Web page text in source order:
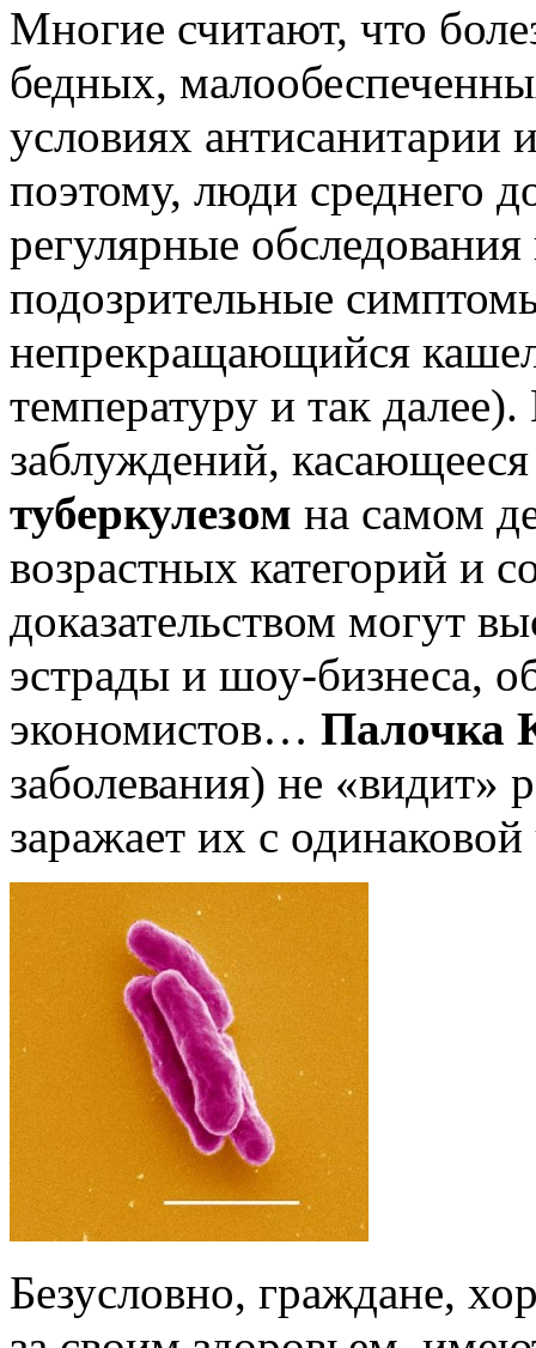
Многие считают, что
бедных,
условиях
поэтому, люди среднего
регулярные
подозрительные
непрекращающийся
температуру и так
заблуждений,
туберкулезом на самом
возрастных категорий и
доказательством могут
эстрады и шоу-бизнеса,
экономистов… Палочка
заболевания) не
заражает их с одинаковой
Безусловно, граждане,